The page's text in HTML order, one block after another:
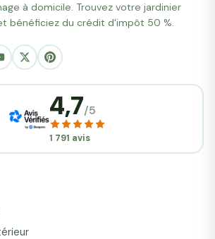
à domicile. Trouvez votre jardinier
bénéficiez du crédit d'impôt 50 %.
4,7/5
1 791 avis